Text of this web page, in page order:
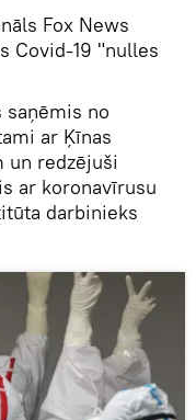
Fox News
Covid-19 "nulles
saņēmis no
ar Ķīnas
un redzējuši
ar koronavīrusu
darbinieks